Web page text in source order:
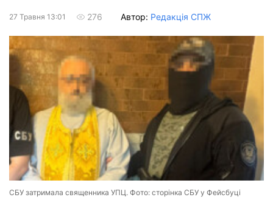
27 Травня 13:01 276 Автор: Редакція СПЖ
СБУ затримала священника УПЦ. Фото: сторінка СБУ у Фейсбуці